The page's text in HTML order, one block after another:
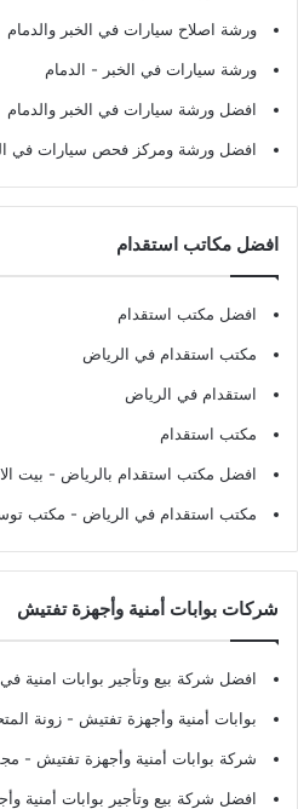
ورشة اصلاح سيارات في الخبر والدمام
ورشة سيارات في الخبر - الدمام
افضل ورشة سيارات في الخبر والدمام
افضل ورشة ومركز فحص سيارات في
افضل مكاتب استقدام
افضل مكتب استقدام
مكتب استقدام في الرياض
استقدام في الرياض
مكتب استقدام
افضل مكتب استقدام بالرياض - بيت
مكتب استقدام في الرياض - مكتب
شركات بوابات أمنية وأجهزة تفتيش
افضل شركة بيع وتأجير بوابات امنية
بوابات أمنية وأجهزة تفتيش - زونة
شركة بوابات أمنية وأجهزة تفتيش -
افضل شركة بيع وتأجير بوابات أمنية